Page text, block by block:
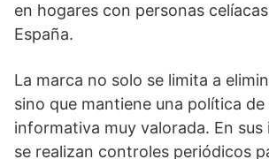
en hogares con personas
España.
La marca no solo se limita a
sino que mantiene una política
informativa muy valorada. En sus
se realizan controles periódicos